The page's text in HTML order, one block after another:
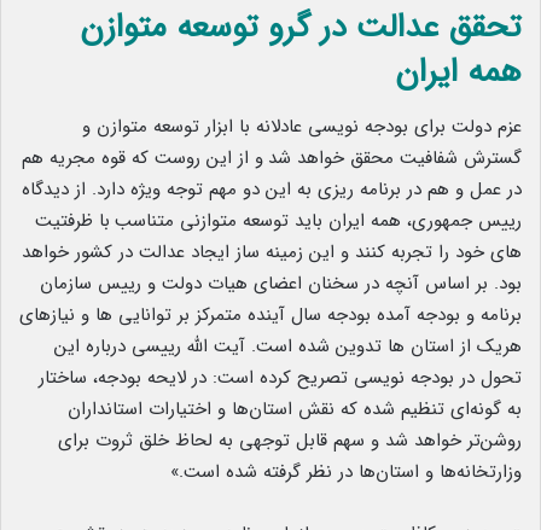
تحقق عدالت در گرو توسعه متوازن
همه ایران
عزم دولت برای بودجه نویسی عادلانه با ابزار توسعه متوازن و
گسترش شفافیت محقق خواهد شد و از این روست که قوه مجریه هم
در عمل و هم در برنامه ریزی به این دو مهم توجه ویژه دارد. از دیدگاه
رییس جمهوری، همه ایران باید توسعه متوازنی متناسب با ظرفتیت
های خود را تجربه کنند و این زمینه ساز ایجاد عدالت در کشور خواهد
بود. بر اساس آنچه در سخنان اعضای هیات دولت و رییس سازمان
برنامه و بودجه آمده بودجه سال آینده متمرکز بر توانایی ها و نیازهای
هریک از استان ها تدوین شده است. آیت الله رییسی درباره این
تحول در بودجه نویسی تصریح کرده است: در لایحه بودجه، ساختار
به گونه‌ای تنظیم شده که نقش استان‌ها و اختیارات استانداران
روشن‌تر خواهد شد و سهم قابل توجهی به لحاظ خلق ثروت برای
وزارتخانه‌ها و استان‌ها در نظر گرفته شده است.»